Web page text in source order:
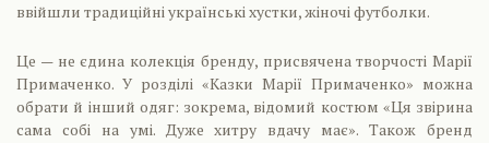
ввійшли традиційні українські хустки, жіночі футболки.
Це — не єдина колекція бренду, присвячена творчості Марії
Примаченко. У розділі «Казки Марії Примаченко» можна
обрати й інший одяг: зокрема, відомий костюм «Ця звірина
сама собі на умі. Дуже хитру вдачу має». Також бренд